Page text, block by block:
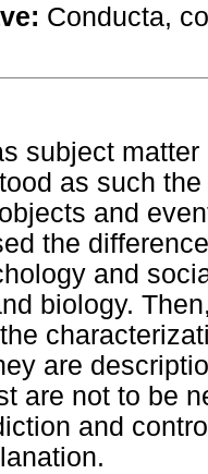
Conducta,
subject
as such
and
the
and
biology.
are
are not to be
and